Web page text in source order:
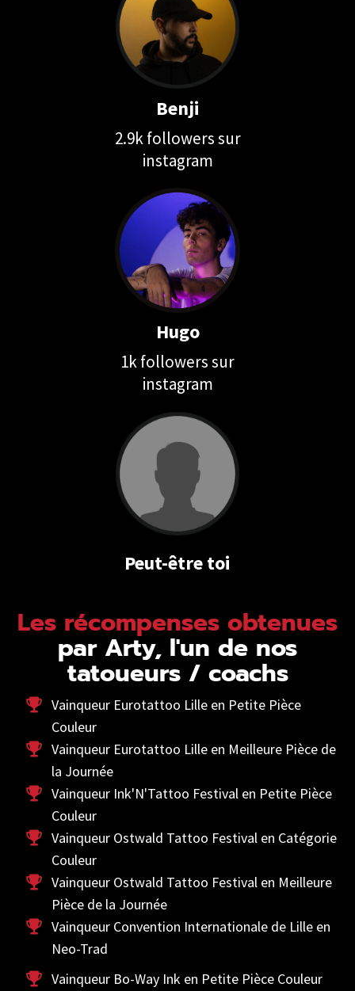
Benji
2.9k followers sur
instagram
Hugo
1k followers sur
instagram
Peut-être toi
Les récompenses obtenues
par Arty, l'un de nos
tatoueurs / coachs
Vainqueur Eurotattoo Lille en Petite Pièce
Couleur
Vainqueur Eurotattoo Lille en Meilleure Pièce de
la Journée
Vainqueur Ink'N'Tattoo Festival en Petite Pièce
Couleur
Vainqueur Ostwald Tattoo Festival en Catégorie
Couleur
Vainqueur Ostwald Tattoo Festival en Meilleure
Pièce de la Journée
Vainqueur Convention Internationale de Lille en
Neo-Trad
Vainqueur Bo-Way Ink en Petite Pièce Couleur